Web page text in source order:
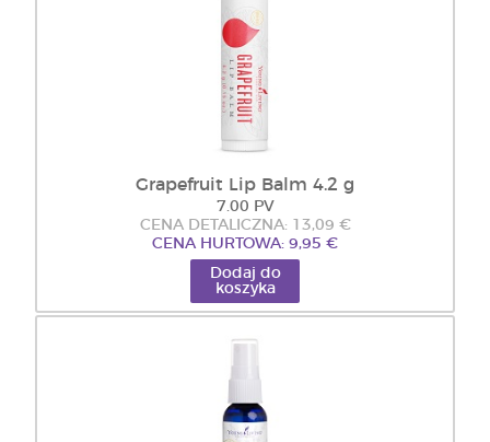
Grapefruit Lip Balm 4.2 g
7.00 PV
CENA DETALICZNA: 13,09 €
CENA HURTOWA: 9,95 €
Dodaj do
koszyka